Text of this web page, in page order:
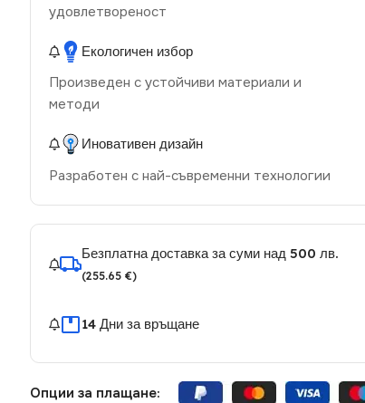
удовлетвореност
Екологичен избор
Произведен с устойчиви материали и
методи
Иновативен дизайн
Разработен с най-съвременни технологии
Безплатна доставка за суми над 500 лв.
(255.65 €)
14 Дни за връщане
Опции за плащане: